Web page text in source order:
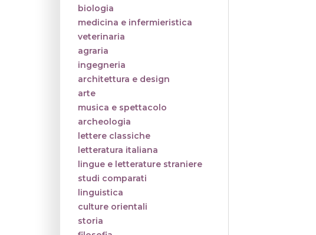
biologia
medicina e infermieristica
veterinaria
agraria
ingegneria
architettura e design
arte
musica e spettacolo
archeologia
lettere classiche
letteratura italiana
lingue e letterature straniere
studi comparati
linguistica
culture orientali
storia